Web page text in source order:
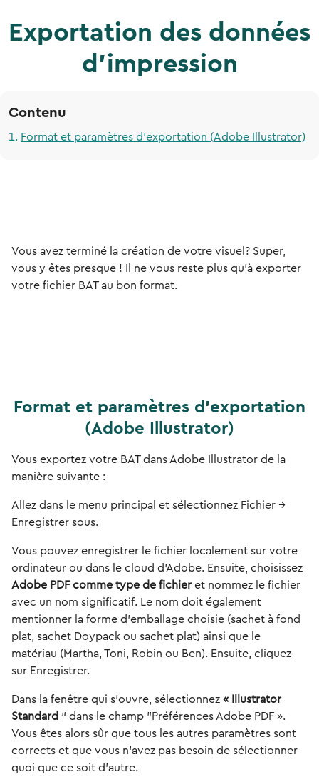
Exportation des données
d'impression
Contenu
Format et paramètres d'exportation (Adobe Illustrator)
Vous avez terminé la création de votre visuel? Super,
vous y êtes presque ! Il ne vous reste plus qu'à exporter
votre fichier BAT au bon format.
Format et paramètres d'exportation
(Adobe Illustrator)
Vous exportez votre BAT dans Adobe Illustrator de la
manière suivante :
Allez dans le menu principal et sélectionnez Fichier →
Enregistrer sous.
Vous pouvez enregistrer le fichier localement sur votre
ordinateur ou dans le cloud d'Adobe. Ensuite, choisissez
Adobe PDF comme type de fichieret nommez le fichier
avec un nom significatif. Le nom doit également
mentionner la forme d'emballage choisie (sachet à fond
plat, sachet Doypack ou sachet plat) ainsi que le
matériau (Martha, Toni, Robin ou Ben). Ensuite, cliquez
sur Enregistrer.
Dans la fenêtre qui s'ouvre, sélectionnez « Illustrator
Standard “ dans le champ ”Préférences Adobe PDF ».
Vous êtes alors sûr que tous les autres paramètres sont
corrects et que vous n'avez pas besoin de sélectionner
quoi que ce soit d'autre.